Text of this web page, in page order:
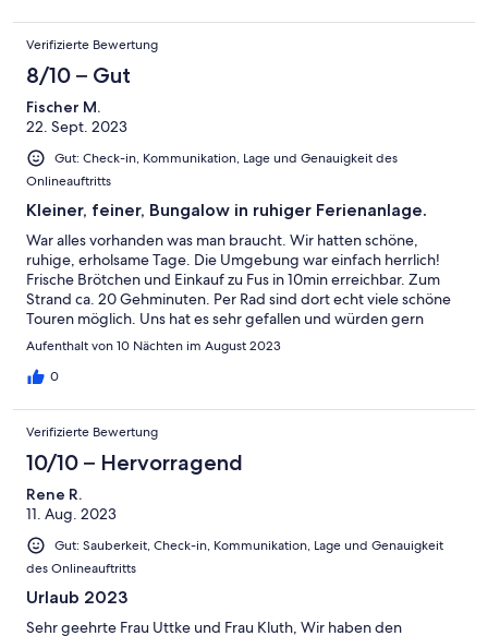
Verifizierte Bewertung
8/10 – Gut
Fischer M.
22. Sept. 2023
Gut: Check-in, Kommunikation, Lage und Genauigkeit des
Onlineauftritts
Kleiner, feiner, Bungalow in ruhiger Ferienanlage.
War alles vorhanden was man braucht. Wir hatten schöne,
ruhige, erholsame Tage. Die Umgebung war einfach herrlich!
Frische Brötchen und Einkauf zu Fus in 10min erreichbar. Zum
Strand ca. 20 Gehminuten. Per Rad sind dort echt viele schöne
Touren möglich. Uns hat es sehr gefallen und würden gern
wieder dort hin fahren!
Aufenthalt von 10 Nächten im August 2023
0
Verifizierte Bewertung
10/10 – Hervorragend
Rene R.
11. Aug. 2023
Gut: Sauberkeit, Check-in, Kommunikation, Lage und Genauigkeit
des Onlineauftritts
Urlaub 2023
Sehr geehrte Frau Uttke und Frau Kluth, Wir haben den